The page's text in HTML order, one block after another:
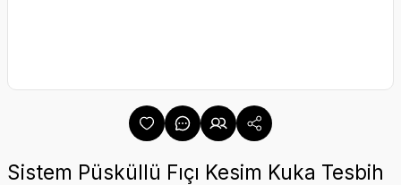
Sistem Püsküllü Fıçı Kesim Kuka Tesbih